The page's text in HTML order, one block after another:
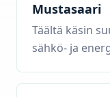
Mustasaari
Täältä käsin
sähkö- ja